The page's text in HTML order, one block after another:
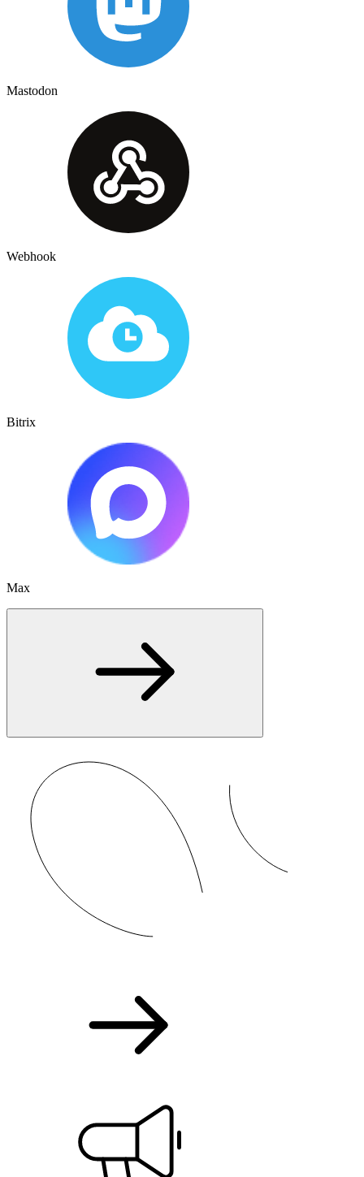
Mastodon
Webhook
Bitrix
Max